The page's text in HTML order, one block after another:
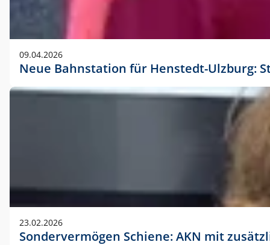
09.04.2026
Neue Bahnstation für Henstedt-Ulzburg:
23.02.2026
Sondervermögen Schiene: AKN mit